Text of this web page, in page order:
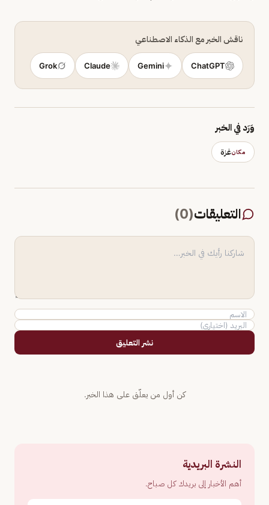
ناقش الخبر مع الذكاء الاصطناعي
ChatGPT
Gemini
Claude
Grok
وَرَد في الخبر
مكانغزة
التعليقات(
0
)
نشر التعليق
كن أول من يعلّق على هذا الخبر.
النشرة البريدية
أهم الأخبار إلى بريدك كل صباح.